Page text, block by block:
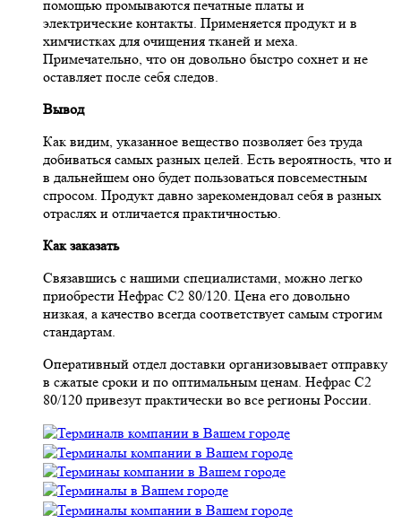
помощью промываются печатные платы и
электрические контакты. Применяется продукт и в
химчистках для очищения тканей и меха.
Примечательно, что он довольно быстро сохнет и не
оставляет после себя следов.
Вывод
Как видим, указанное вещество позволяет без труда
добиваться самых разных целей. Есть вероятность, что и
в дальнейшем оно будет пользоваться повсеместным
спросом. Продукт давно зарекомендовал себя в разных
отраслях и отличается практичностью.
Как заказать
Связавшись с нашими специалистами, можно легко
приобрести Нефрас С2 80/120. Цена его довольно
низкая, а качество всегда соответствует самым строгим
стандартам.
Оперативный отдел доставки организовывает отправку
в сжатые сроки и по оптимальным ценам. Нефрас С2
80/120 привезут практически во все регионы России.